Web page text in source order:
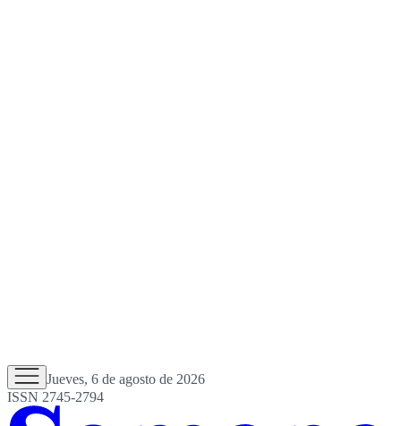
Jueves, 6 de agosto de 2026
ISSN 2745-2794